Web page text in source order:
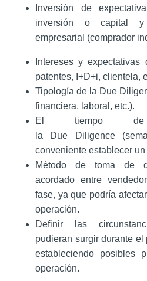
Inversión de
inversión o capital
empresarial (comprador
Intereses y
patentes, I+D+i, clientela,
Tipología de la Due
financiera, laboral, etc.).
El tiempo
la Due Diligence
conveniente establecer
Método de toma de
acordado entre
fase, ya que podría
operación.
Definir las
pudieran surgir durante el
estableciendo posibles
operación.